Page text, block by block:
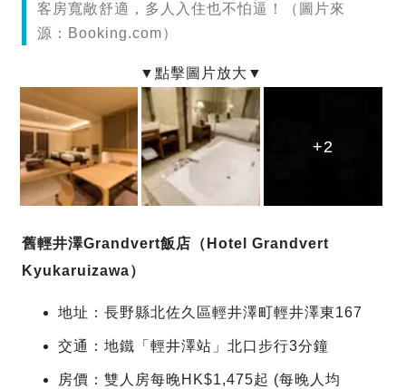
客房寬敞舒適，多人入住也不怕逼！（圖片來
源：Booking.com）
+2
+2
+2
舊輕井澤Grandvert飯店（Hotel Grandvert
Kyukaruizawa）
地址：長野縣北佐久區輕井澤町輕井澤東167
交通：地鐵「輕井澤站」北口步行3分鐘
房價：雙人房每晚HK$1,475起 (每晚人均